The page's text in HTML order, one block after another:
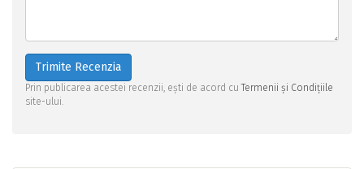
Trimite Recenzia
Prin publicarea acestei recenzii, ești de acord cuTermenii și Condițiile
site-ului.